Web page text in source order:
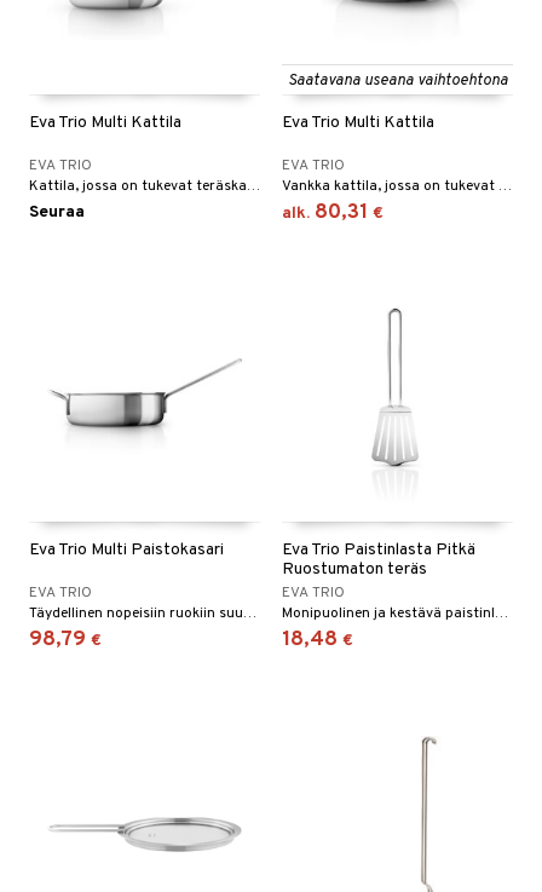
Eva Trio Multi Kattila
EVA TRIO
Kattila, jossa on tukevat teräskahvat, jotka eivät kuumene liikaa. Hyvä lämmönjakautuminen pohjassa ja sivuilla tekee siitä sopivan keittämiseen ja pataruokien valmistukseen.
Seuraa
Saatavana useana vaihtoehtona
Eva Trio Multi Kattila
EVA TRIO
Vankka kattila, jossa on tukevat teräskahvat, jotka eivät kuumene liikaa. Hyvä lämmönjakautuminen pohjassa ja sivuilla tekee siitä sopivan keittämiseen ja pataruokien valmistukseen.
alk. 80,31 €
Eva Trio Multi Paistokasari
EVA TRIO
Täydellinen nopeisiin ruokiin suuren paistoalan ja korkeiden reunojen ansiosta.
98,79 €
Eva Trio Paistinlasta Pitkä
Ruostumaton teräs
EVA TRIO
Monipuolinen ja kestävä paistinlasta on täydellinen kaiken kääntämiseen paistetuista munista pihveihin. Sen ohut ja joustava muotoilu tekee ruoan alle pääsemisestä helppoa.
18,48 €